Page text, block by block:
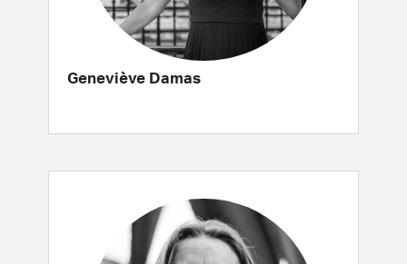
Geneviève Damas